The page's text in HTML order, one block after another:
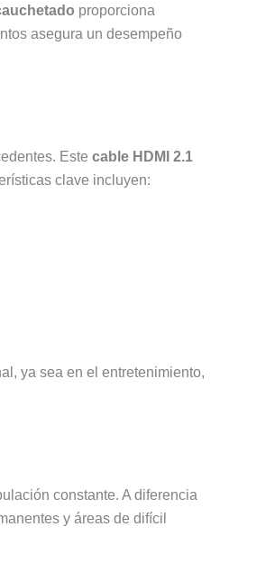
proporciona
asegura un desempeño
Este cable HDMI 2.1
clave incluyen:
ya sea en el entretenimiento,
constante. A diferencia
y áreas de difícil